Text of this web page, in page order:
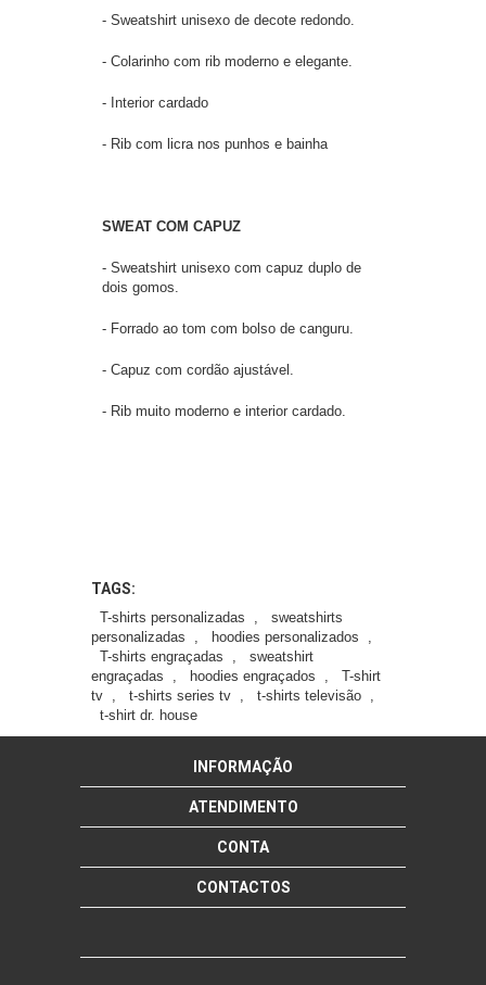
- Sweatshirt unisexo de decote redondo.
- Colarinho com rib moderno e elegante.
- Interior cardado
- Rib com licra nos punhos e bainha
SWEAT COM CAPUZ
- Sweatshirt unisexo com capuz duplo de
dois gomos.
- Forrado ao tom com bolso de canguru.
- Capuz com cordão ajustável.
- Rib muito moderno e interior cardado.
TAGS:
T-shirts personalizadas
sweatshirts
personalizadas
hoodies personalizados
T-shirts engraçadas
sweatshirt
engraçadas
hoodies engraçados
T-shirt
tv
t-shirts series tv t-shirts televisão
t-shirt dr. house
INFORMAÇÃO
ATENDIMENTO
CONTA
CONTACTOS